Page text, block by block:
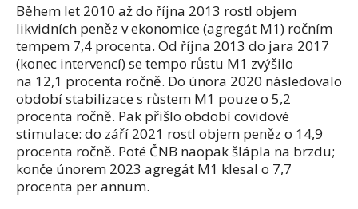
Během let 2010 až do října 2013 rostl objem
likvidních peněz v ekonomice (agregát M1) ročním
tempem 7,4 procenta. Od října 2013 do jara 2017
(konec intervencí) se tempo růstu M1 zvýšilo
na 12,1 procenta ročně. Do února 2020 následovalo
období stabilizace s růstem M1 pouze o 5,2
procenta ročně. Pak přišlo období covidové
stimulace: do září 2021 rostl objem peněz o 14,9
procenta ročně. Poté ČNB naopak šlápla na brzdu;
konče únorem 2023 agregát M1 klesal o 7,7
procenta per annum.